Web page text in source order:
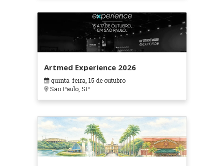
Artmed Experience 2026
quinta-feira, 15 de outubro
Sao Paulo, SP